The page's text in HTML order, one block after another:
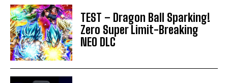
TEST – Dragon Ball Sparking!
Zero Super Limit-Breaking
NEO DLC